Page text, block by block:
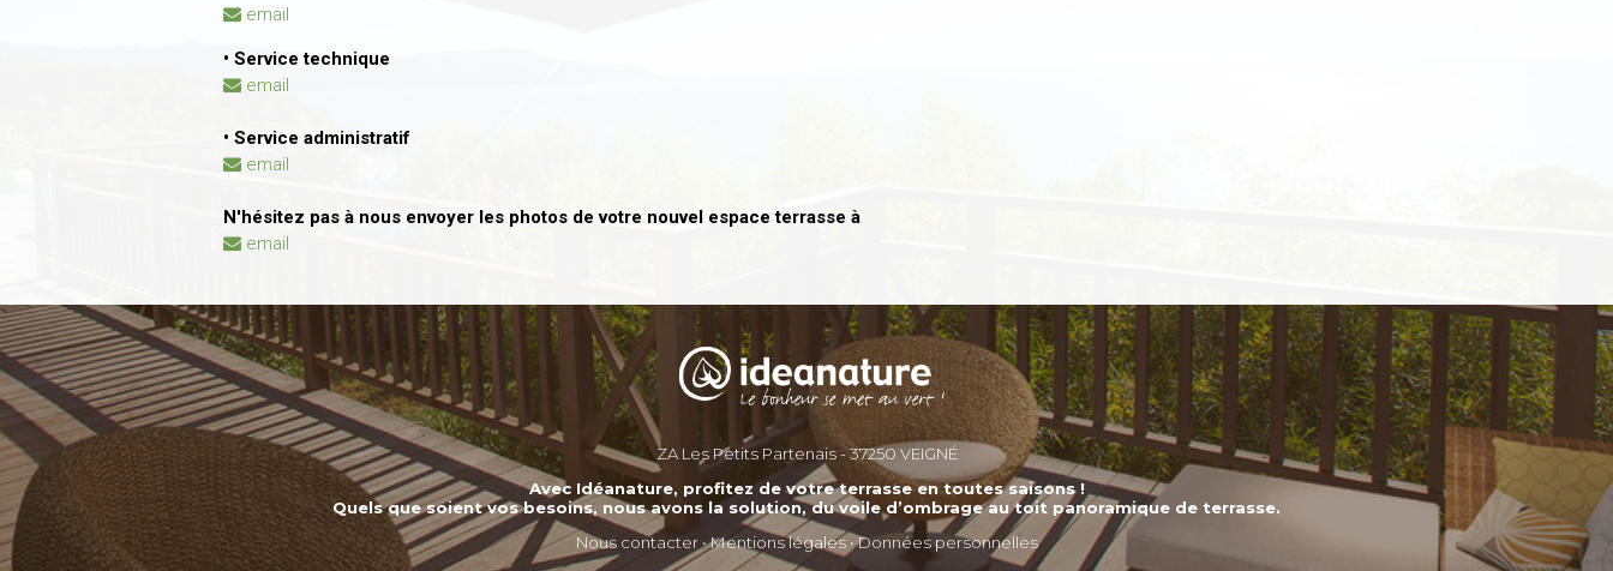
email
• Service technique
email
• Service administratif
email
N'hésitez pas à nous envoyer les photos de votre nouvel espace terrasse à
email
ZA Les Petits Partenais - 37250 VEIGNÉ
Avec Idéanature, profitez de votre terrasse en toutes saisons !
Quels que soient vos besoins, nous avons la solution, du voile d’ombrage au toit panoramique de terrasse.
Nous contacter•Mentions légales•Données personnelles